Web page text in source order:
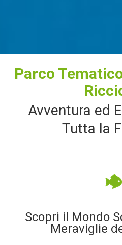
Parco
Avventura ed
Tutta la
Scopri il Mondo
Meraviglie